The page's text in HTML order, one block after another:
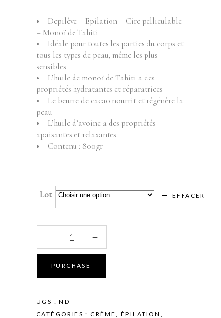
THROUGH
Depilève – Epilation – Cire pelliculable
– Monoï de Tahiti
Idéale pour toutes les parties du corps et
tous les types de peau, même les plus
sensibles
L’huile de monoï de Tahiti a des
propriétés hydratantes et réparatrices
Le beurre de cacao nourrit et régénère la
peau
L’huile d’avoine a des propriétés
apaisantes et relaxantes.
Contenu : 800gr
Lot EFFACER
EPILATION
PELLICULABLE
MONOI
DE
- +
PURCHASE
UGS :ND
CATÉGORIES :CRÈME,ÉPILATION ,